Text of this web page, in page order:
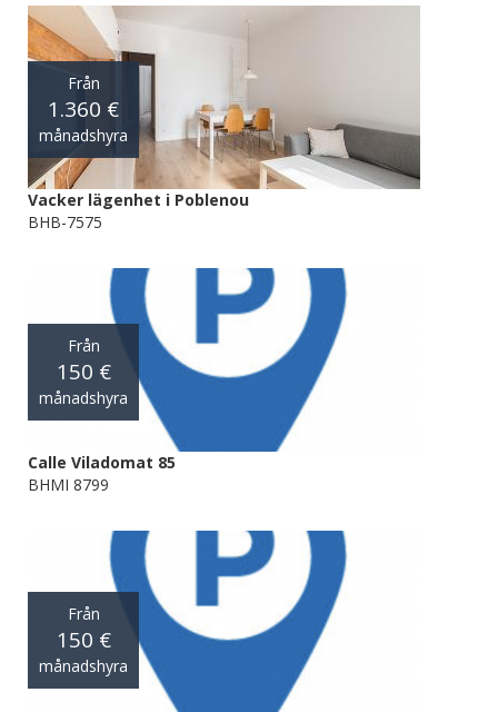
Från
1.360 €
månadshyra
Vacker lägenhet i Poblenou
BHB-7575
Från
150 €
månadshyra
Calle Viladomat 85
BHMI 8799
Från
150 €
månadshyra